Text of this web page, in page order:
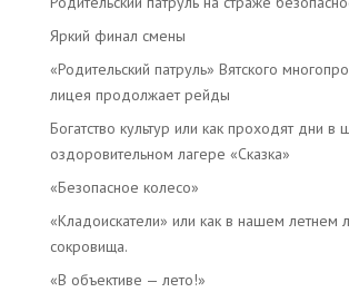
Яркий финал смены
«Родительский патруль» Вятского
лицея продолжает рейды
Богатство культур или как проходят дни в
оздоровительном лагере «Сказка»
«Безопасное колесо»
«Кладоискатели» или как в нашем летнем
сокровища.
«В объективе — лето!»